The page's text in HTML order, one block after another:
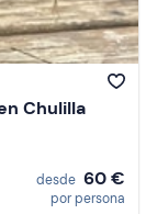
Chulilla
desde 60 €
por persona